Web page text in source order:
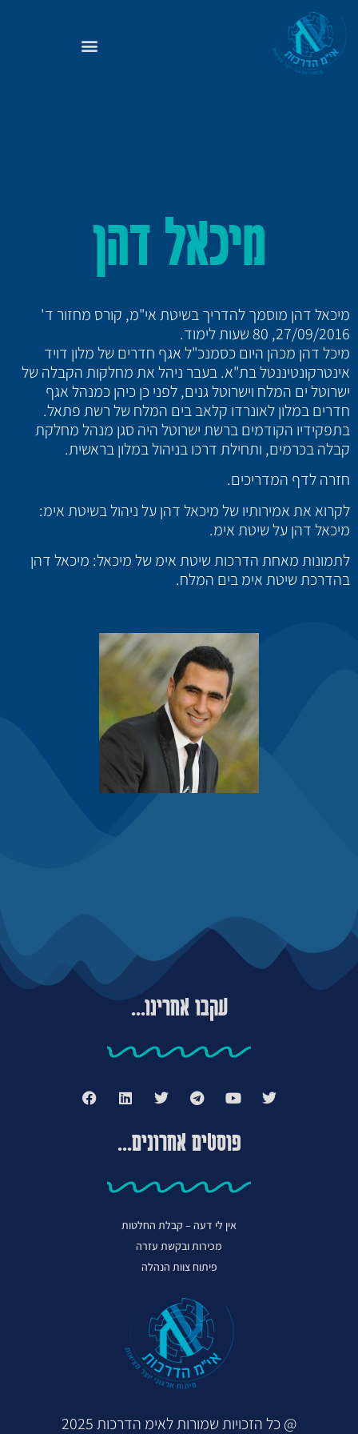
מיכאל דהן
מיכאל דהן מוסמך להדריך בשיטת אי"מ, קורס מחזור ד'
27/09/2016, 80 שעות לימוד.
מיכל דהן מכהן היום כסמנכ"ל אגף חדרים של מלון דויד
אינטרקונטיננטל בת"א. בעבר ניהל את מחלקות הקבלה של
ישרוטל ים המלח וישרוטל גנים, לפני כן כיהן כמנהל אגף
חדרים במלון לאונרדו קלאב בים המלח של רשת פתאל.
בתפקידיו הקודמים ברשת ישרוטל היה סגן מנהל מחלקת
קבלה בכרמים, ותחילת דרכו בניהול במלון בראשית.
חזרה לדף המדריכים.
לקרוא את אמירותיו של מיכאל דהן על ניהול בשיטת אימ:
מיכאל דהן על שיטת אימ.
לתמונות מאחת הדרכות שיטת אימ של מיכאל: מיכאל דהן
בהדרכת שיטת אימ בים המלח.
עקבו אחרינו...
פוסטים אחרונים...
אין לי דעה – קבלת החלטות
מכירות ובקשת עזרה
פיתוח צוות הנהלה
@ כל הזכויות שמורות לאימ הדרכות 2025